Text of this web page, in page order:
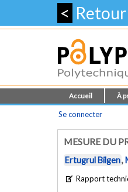
<
Accueil À
Se connecter
MESURE DU
Ertugrul Bilgen,
Rapport